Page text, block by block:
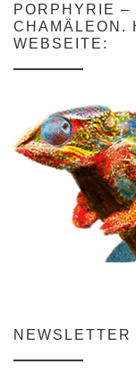
PORPHYRIE
CHAMÄLEON.
WEBSEITE:
NEWSLETTER